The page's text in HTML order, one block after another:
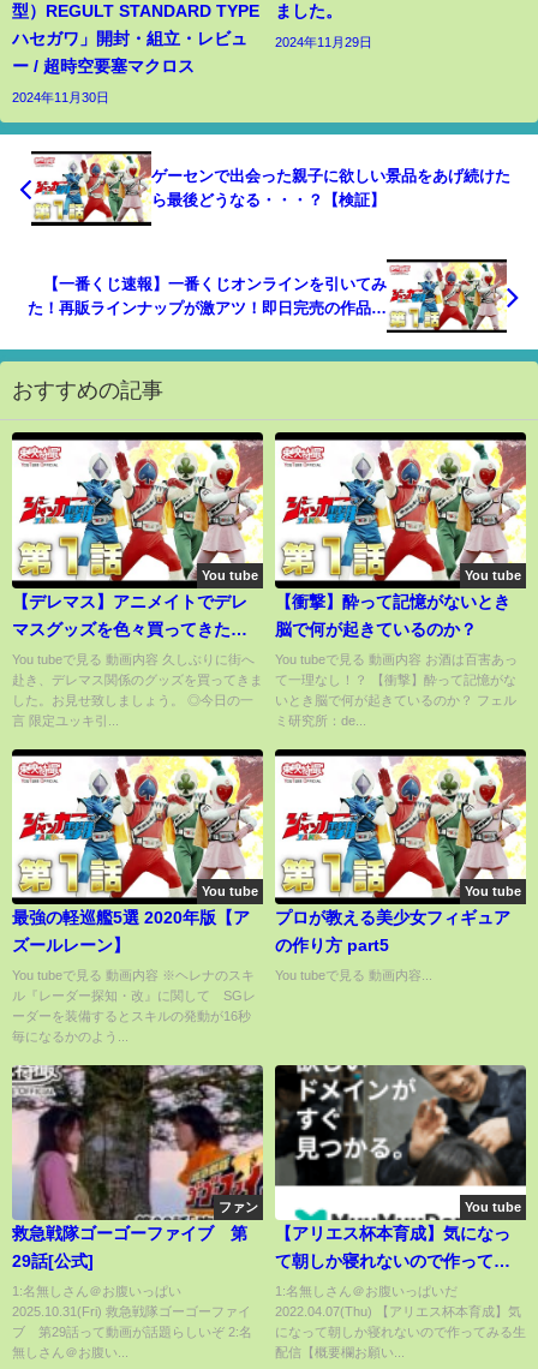
型）REGULT STANDARD TYPE
ハセガワ」開封・組立・レビュ
ー / 超時空要塞マクロス
2024年11月30日
ました。
2024年11月29日
ゲーセンで出会った親子に欲しい景品をあげ続けた
ら最後どうなる・・・？【検証】
【一番くじ速報】一番くじオンラインを引いてみ
た！再販ラインナップが激アツ！即日完売の作品や
おすすめの記事
You tube
【デレマス】アニメイトでデレ
マスグッズを色々買ってきた
ぞ！
You tubeで見る 動画内容 久しぶりに街へ
赴き、デレマス関係のグッズを買ってきま
した。お見せ致しましょう。 ◎今日の一
言 限定ユッキ引...
You tube
【衝撃】酔って記憶がないとき
脳で何が起きているのか？
You tubeで見る 動画内容 お酒は百害あっ
て一理なし！？ 【衝撃】酔って記憶がな
いとき脳で何が起きているのか？ フェル
ミ研究所：de...
You tube
最強の軽巡艦5選 2020年版【ア
ズールレーン】
You tubeで見る 動画内容 ※ヘレナのスキ
ル『レーダー探知・改』に関して SGレ
ーダーを装備するとスキルの発動が16秒
毎になるかのよう...
You tube
プロが教える美少女フィギュア
の作り方 part5
You tubeで見る 動画内容...
ファン
救急戦隊ゴーゴーファイブ 第
29話[公式]
1:名無しさん＠お腹いっぱい
2025.10.31(Fri) 救急戦隊ゴーゴーファイ
ブ 第29話って動画が話題らしいぞ 2:名
無しさん＠お腹い...
You tube
【アリエス杯本育成】気になっ
て朝しか寝れないので作ってみ
る生配信【概要欄お願いしま
す】#ウマ娘
1:名無しさん＠お腹いっぱいだ
2022.04.07(Thu) 【アリエス杯本育成】気
になって朝しか寝れないので作ってみる生
配信【概要欄お願い...